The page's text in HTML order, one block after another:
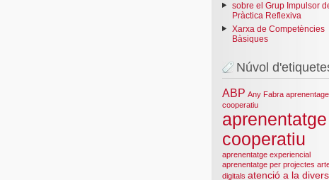
sobre el Grup Impulsor
Pràctica Reflexiva
Xarxa de Competències
Bàsiques
Núvol
ABP Any Fabra aprenentage
cooperatiu
aprenentatge
cooperatiu
aprenentatge experiencial
aprenentatge per projectes
digitals atenció a la